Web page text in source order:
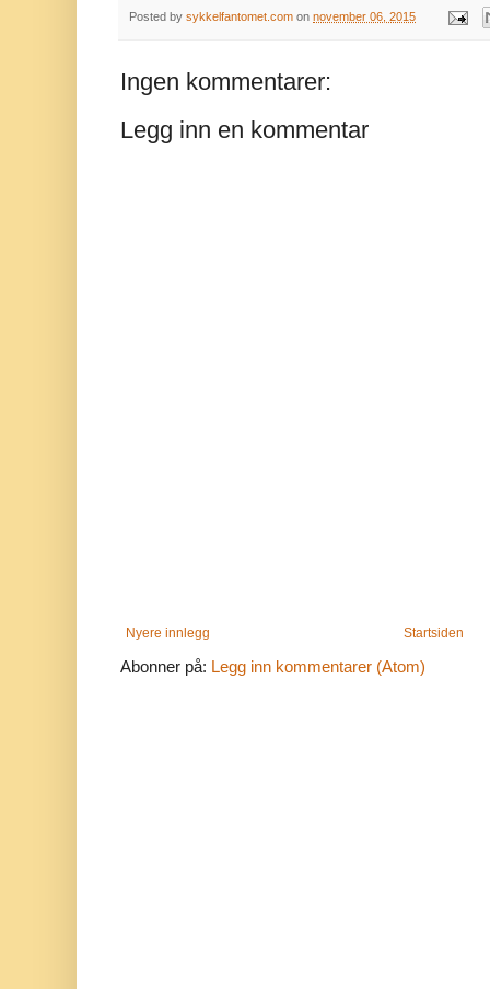
Posted by sykkelfantomet.com on november 06, 2015
Ingen kommentarer:
Legg inn en kommentar
Nyere innlegg Startsiden
Abonner på: Legg inn kommentarer (Atom)